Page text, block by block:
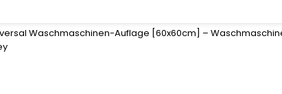
Waschmaschinen-Auflage [60x60cm] –